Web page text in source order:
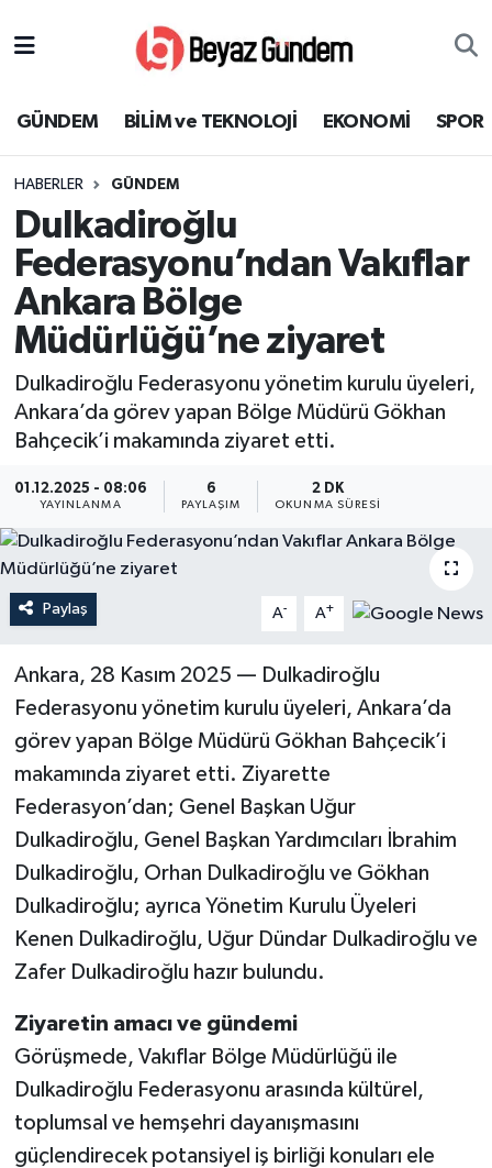
GÜNDEM BİLİM ve TEKNOLOJİ EKONOMİ SPOR
HABERLER GÜNDEM
Dulkadiroğlu
Federasyonu’ndan Vakıflar
Ankara Bölge
Müdürlüğü’ne ziyaret
Dulkadiroğlu Federasyonu yönetim kurulu üyeleri,
Ankara’da görev yapan Bölge Müdürü Gökhan
Bahçecik’i makamında ziyaret etti.
01.12.2025 - 08:06
YAYINLANMA
6
PAYLAŞIM
2 DK
OKUNMA SÜRESI
Paylaş A- A+
Ankara, 28 Kasım 2025 — Dulkadiroğlu
Federasyonu yönetim kurulu üyeleri, Ankara’da
görev yapan Bölge Müdürü Gökhan Bahçecik’i
makamında ziyaret etti. Ziyarette
Federasyon’dan; Genel Başkan Uğur
Dulkadiroğlu, Genel Başkan Yardımcıları İbrahim
Dulkadiroğlu, Orhan Dulkadiroğlu ve Gökhan
Dulkadiroğlu; ayrıca Yönetim Kurulu Üyeleri
Kenen Dulkadiroğlu, Uğur Dündar Dulkadiroğlu ve
Zafer Dulkadiroğlu hazır bulundu.
Ziyaretin amacı ve gündemi
Görüşmede, Vakıflar Bölge Müdürlüğü ile
Dulkadiroğlu Federasyonu arasında kültürel,
toplumsal ve hemşehri dayanışmasını
güçlendirecek potansiyel iş birliği konuları ele
EKONOMİ
SPOR
SAĞLIK
KÜLTÜR SANAT
YEREL
Süper Lig Puan Durumu ve Fikstür
Tüm Manşetler
Son Dakika Haberleri
Haber Arşivi